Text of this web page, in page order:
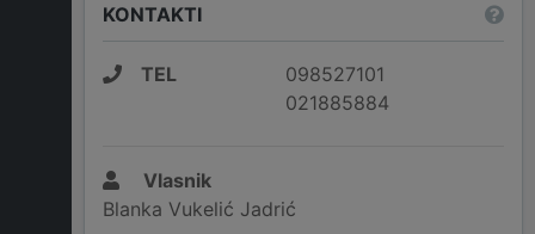
KONTAKTI
TEL
098527101
021885884
Vlasnik
Blanka Vukelić Jadrić